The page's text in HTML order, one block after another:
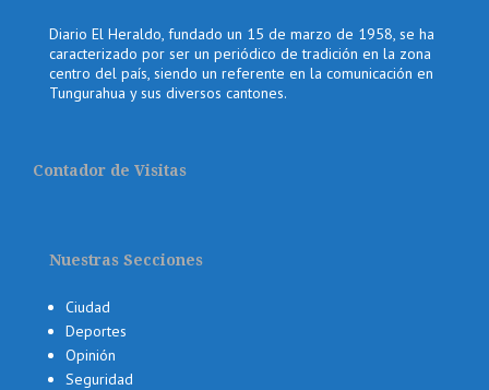
Diario El Heraldo, fundado un 15 de marzo de 1958, se ha
caracterizado por ser un periódico de tradición en la zona
centro del país, siendo un referente en la comunicación en
Tungurahua y sus diversos cantones.
Contador de Visitas
Nuestras Secciones
Ciudad
Deportes
Opinión
Seguridad